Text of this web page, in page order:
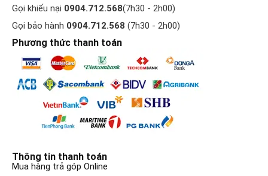
Gọi khiếu nại 0904.712.568(7h30 - 2h00)
Gọi bảo hành 0904.712.568 (7h30 - 2h00)
Phương thức thanh toán
Thông tin thanh toán
Mua hàng trả góp Online